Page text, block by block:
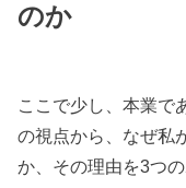
のか
ここで少し、本業で
の視点から、なぜ私
か、その理由を3つ